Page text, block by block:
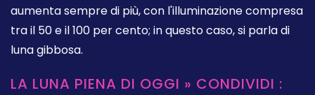
aumenta sempre di più, con l'illuminazione compresa
tra il 50 e il 100 per cento; in questo caso, si parla di
luna gibbosa.
LA LUNA PIENA DI OGGI » CONDIVIDI :